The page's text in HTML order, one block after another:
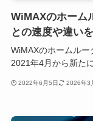
WiMAXのホーム
との速度や違い
WiMAXのホームル
2021年4月から新たに
2022年6月5日 2026年3